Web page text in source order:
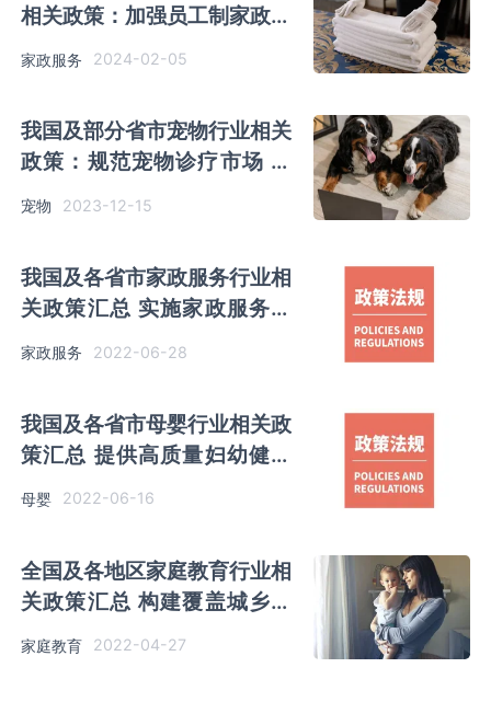
相关政策：加强员工制家政企
家政服务 2024-02-05
我国及部分省市宠物行业相关
政策：规范宠物诊疗市场 推
动行业高质量发展
宠物 2023-12-15
我国及各省市家政服务行业相
关政策汇总 实施家政服务标
准化试点专项行动
家政服务 2022-06-28
我国及各省市母婴行业相关政
策汇总 提供高质量妇幼健康
服务
母婴 2022-06-16
全国及各地区家庭教育行业相
关政策汇总 构建覆盖城乡的
家庭教育 2022-04-27